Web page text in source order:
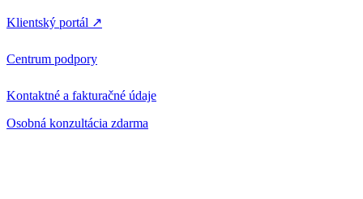
Klientský portál ↗
Centrum podpory
Kontaktné a fakturačné údaje
Osobná konzultácia zdarma